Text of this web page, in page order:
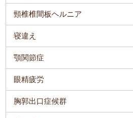
頸椎椎間板ヘルニア
寝違え
顎関節症
眼精疲労
胸郭出口症候群